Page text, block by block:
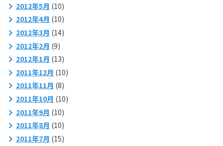
2012年5月 (10)
2012年4月 (10)
2012年3月 (14)
2012年2月 (9)
2012年1月 (13)
2011年12月 (10)
2011年11月 (8)
2011年10月 (10)
2011年9月 (10)
2011年8月 (10)
2011年7月 (15)